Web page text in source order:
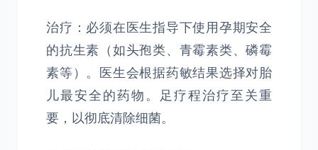
治疗：必须在医生指导下使用孕期安全
的抗生素（如头孢类、青霉素类、磷霉
素等）。医生会根据药敏结果选择对胎
儿最安全的药物。足疗程治疗至关重
要，以彻底清除细菌。